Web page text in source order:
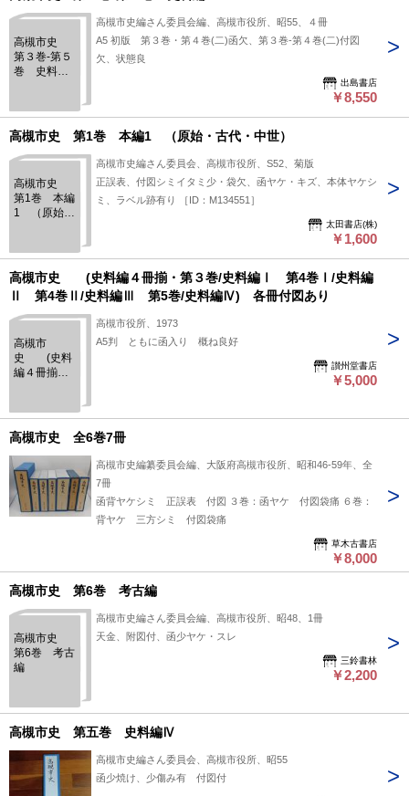
高槻市史
第３巻-第５
巻 史料編
高槻市史編さん委員会編、高槻市役所、昭55、４冊
A5 初版 第３巻・第４巻(二)函欠、第３巻-第４巻(二)付図
欠、状態良
出島書店
￥8,550
高槻市史 第1巻 本編1 （原始・古代・中世）
高槻市史
第1巻 本編
1 （原始・
高槻市史編さん委員会、高槻市役所、S52、菊版
正誤表、付図シミイタミ少・袋欠、函ヤケ・キズ、本体ヤケシ
ミ、ラベル跡有り ［ID：M134551］
太田書店(株)
￥1,600
高槻市史 (史料編４冊揃・第３巻/史料編Ⅰ 第4巻Ⅰ/史料編
Ⅱ 第4巻Ⅱ/史料編Ⅲ 第5巻/史料編Ⅳ) 各冊付図あり
高槻市
史 (史料
編４冊揃・
Ⅰ/史料編
Ⅱ 第4巻
Ⅱ/史料編
Ⅲ 第5巻/
史料編Ⅳ)
各冊付図あ
り
高槻市役所、1973
A5判 ともに函入り 概ね良好
讃州堂書店
￥5,000
高槻市史 全6巻7冊
高槻市史編纂委員会編、大阪府高槻市役所、昭和46-59年、全
7冊
函背ヤケシミ 正誤表 付図 ３巻：函ヤケ 付図袋痛 ６巻：
背ヤケ 三方シミ 付図袋痛
草木古書店
￥8,000
高槻市史 第6巻 考古編
高槻市史
第6巻 考古
編
高槻市史編さん委員会編、高槻市役所、昭48、1冊
天金、附図付、函少ヤケ・スレ
三鈴書林
￥2,200
高槻市史 第五巻 史料編Ⅳ
高槻市史編さん委員会、高槻市役所、昭55
函少焼け、少傷み有 付図付